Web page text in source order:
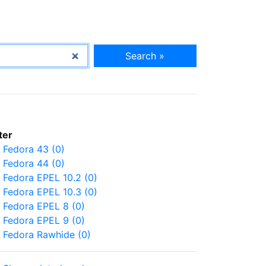
Search »
Fedora 43 (0)
Fedora 44 (0)
Fedora EPEL 10.2 (0)
Fedora EPEL 10.3 (0)
Fedora EPEL 8 (0)
Fedora EPEL 9 (0)
Fedora Rawhide (0)